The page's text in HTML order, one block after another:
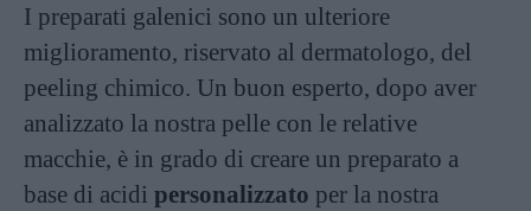
I preparati galenici sono un ulteriore
miglioramento, riservato al dermatologo, del
peeling chimico. Un buon esperto, dopo aver
analizzato la nostra pelle con le relative
macchie, è in grado di creare un preparato a
base di acidi personalizzato per la nostra